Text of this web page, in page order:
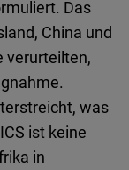
Das
China und
verurteilten,
was
ist keine
in